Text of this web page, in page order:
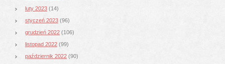
luty 2023 (14)
styczeń 2023 (96)
grudzień 2022 (106)
listopad 2022 (99)
październik 2022 (90)